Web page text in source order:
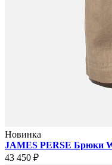
Новинка
JAMES PERSE Брюки
43 450 ₽